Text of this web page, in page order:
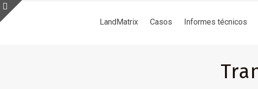
LandMatrix Casos Informes técnicos